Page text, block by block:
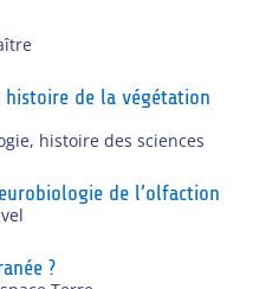
histoire de la végétation
histoire des sciences
de l’olfaction
?